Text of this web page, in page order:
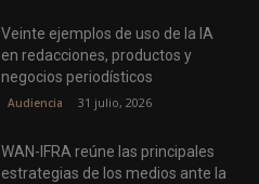
Veinte ejemplos de uso de la IA
en redacciones, productos y
negocios periodísticos
Audiencia 31 julio, 2026
WAN-IFRA reúne las principales
estrategias de los medios ante la